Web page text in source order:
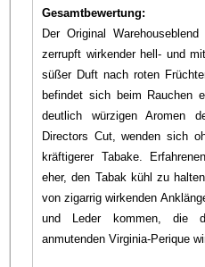
Gesamtbewertung:
Der Original
zerrupft wirkender hell- und
süßer Duft nach roten
befindet sich beim Rauchen
deutlich würzigen Aromen
Directors Cut, wenden sich
kräftigerer Tabake.
eher, den Tabak kühl zu
von zigarrig wirkenden
und Leder kommen, die
anmutenden Virginia-Perique